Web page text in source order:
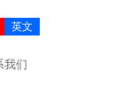
英文
我们